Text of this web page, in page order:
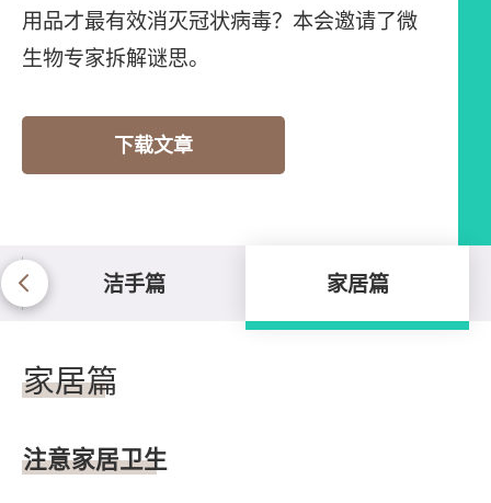
用品才最有效消灭冠状病毒？本会邀请了微
生物专家拆解谜思。
下载文章
洁手篇 家居篇
家居篇
注意家居卫生